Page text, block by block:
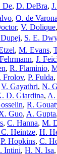
De, D. DeBra,
, O. de Varona
, V. Dolique,
Dupej, S. E.
, M. Evans,
, J.
, R. Flaminio,
Frolov, P. Fulda,
V. Gayathri, N.
D. Giardina, A.
, R.
Guo, A. Gupta,
, C. Hanna, M.
Heintze, H.
P. Hopkins, C.
Intini, H. N. Isa,